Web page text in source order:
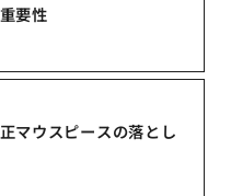
要性
マウスピースの落とし